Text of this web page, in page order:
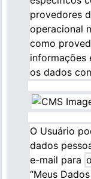
provedores
operacional
como
informações
os dados
O Usuário
dados
e-mail para
“Meus